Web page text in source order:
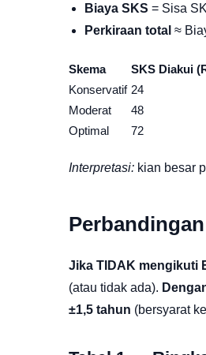
Biaya SKS = Sisa
Perkiraan total ≈
Skema SKS Diakui
Konservatif 24
Moderat
48
Optimal
72
Interpretasi: kian besar
Jika TIDAK mengikuti
(atau tidak ada).
±1,5 tahun (bersyarat